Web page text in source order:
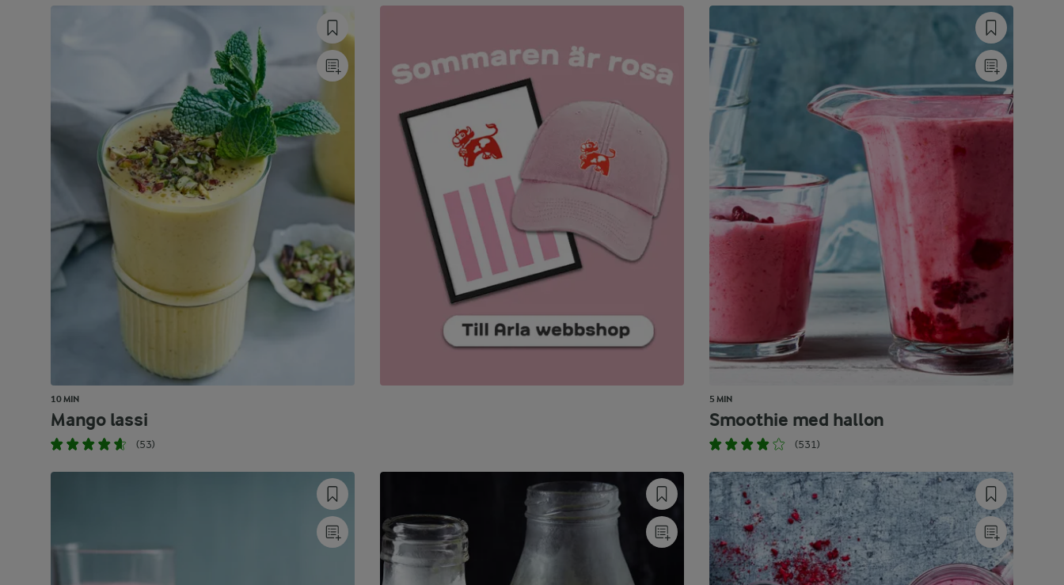
10 MIN
Mango lassi
(53)
5 MIN
Smoothie med hallon
(531)